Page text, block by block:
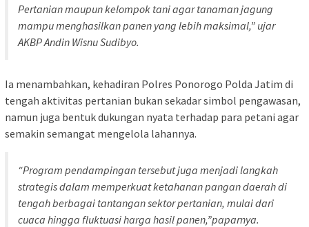
Pertanian maupun kelompok tani agar tanaman jagung
mampu menghasilkan panen yang lebih maksimal,” ujar
AKBP Andin Wisnu Sudibyo.
Ia menambahkan, kehadiran Polres Ponorogo Polda Jatim di
tengah aktivitas pertanian bukan sekadar simbol pengawasan,
namun juga bentuk dukungan nyata terhadap para petani agar
semakin semangat mengelola lahannya.
“Program pendampingan tersebut juga menjadi langkah
strategis dalam memperkuat ketahanan pangan daerah di
tengah berbagai tantangan sektor pertanian, mulai dari
cuaca hingga fluktuasi harga hasil panen,”paparnya.